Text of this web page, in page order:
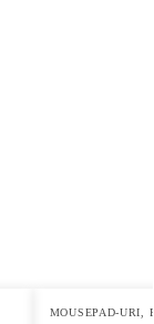
MOUSEPAD-URI,